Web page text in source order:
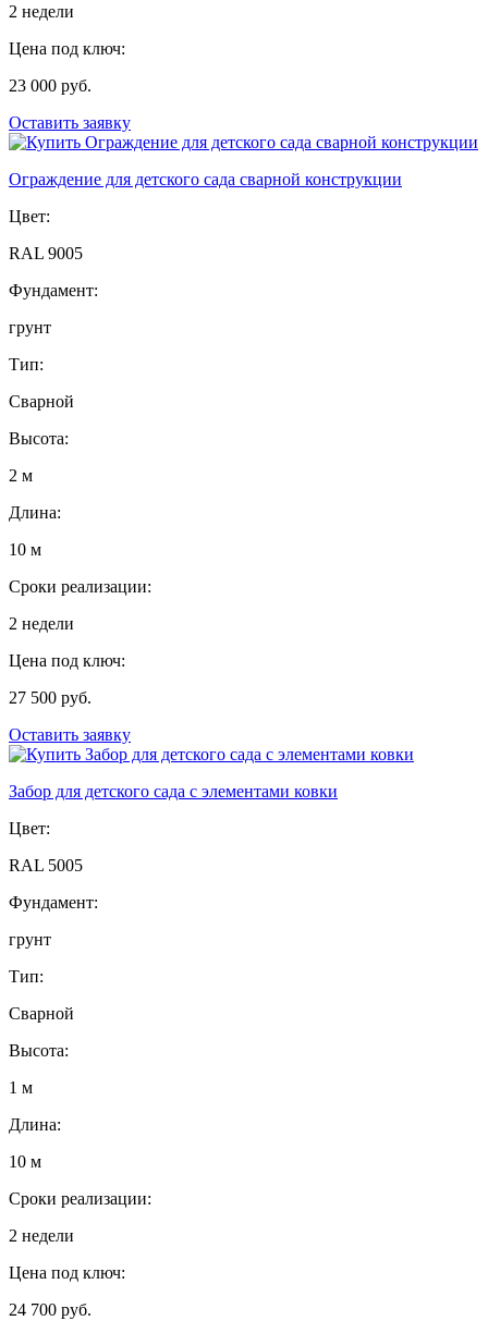
2 недели
Цена под ключ:
23 000 руб.
Оставить заявку
Ограждение для детского сада сварной конструкции
Цвет:
RAL 9005
Фундамент:
грунт
Тип:
Сварной
Высота:
2 м
Длина:
10 м
Сроки реализации:
2 недели
Цена под ключ:
27 500 руб.
Оставить заявку
Забор для детского сада с элементами ковки
Цвет:
RAL 5005
Фундамент:
грунт
Тип:
Сварной
Высота:
1 м
Длина:
10 м
Сроки реализации:
2 недели
Цена под ключ:
24 700 руб.